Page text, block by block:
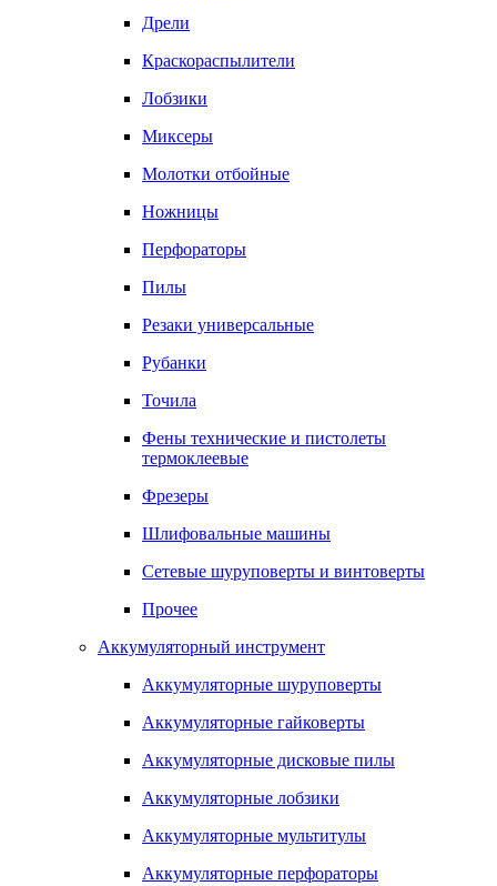
Дрели
Краскораспылители
Лобзики
Миксеры
Молотки отбойные
Ножницы
Перфораторы
Пилы
Резаки универсальные
Рубанки
Точила
Фены технические и пистолеты
термоклеевые
Фрезеры
Шлифовальные машины
Сетевые шуруповерты и винтоверты
Прочее
Аккумуляторный инструмент
Аккумуляторные шуруповерты
Аккумуляторные гайковерты
Аккумуляторные дисковые пилы
Аккумуляторные лобзики
Аккумуляторные мультитулы
Аккумуляторные перфораторы